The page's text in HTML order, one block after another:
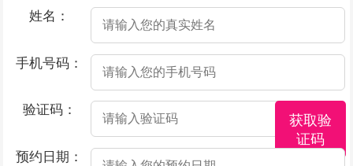
姓名：
手机号码：
验证码：
获取验
证码
预约日期：